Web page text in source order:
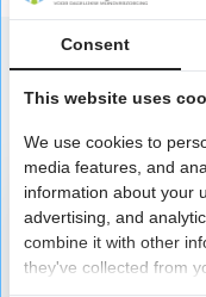
Speciaal
Consent
This website uses
We use cookies to
media features, and
information about your
advertising, and
combine it with other
they've collected from